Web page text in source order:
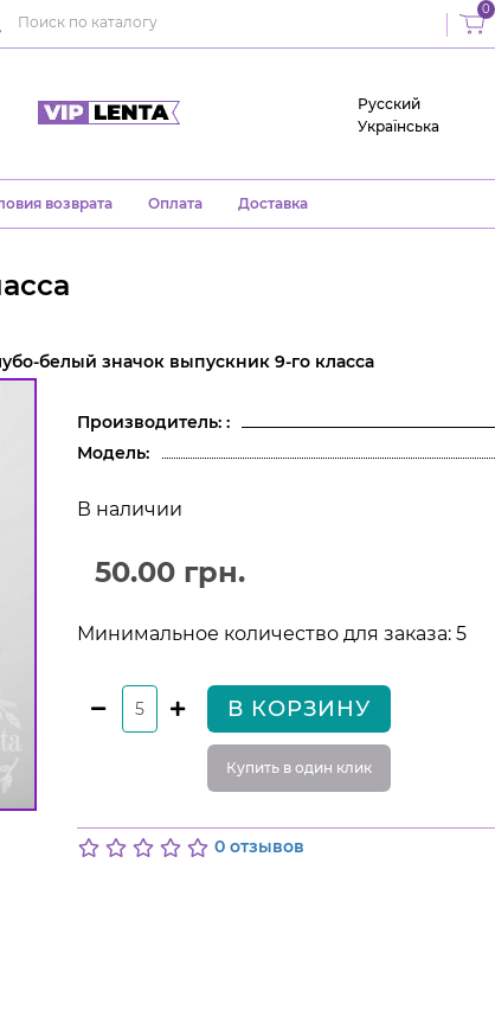
0
Русский
Українська
возврата Оплата Доставка
белый значок выпускник 9-го класса
Производитель: :
Модель:
В наличии
50.00 грн.
Минимальное количество для заказа: 5
В КОРЗИНУ
Купить в один клик
0 отзывов